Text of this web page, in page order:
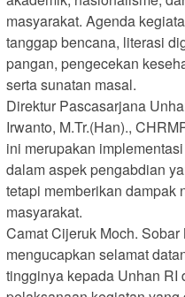
masyarakat. Agenda
tanggap bencana, literasi
pangan, pengecekan
serta sunatan masal.
Direktur Pascasarjana
Irwanto, M.Tr.(Han).,
ini merupakan
dalam aspek pengabdian
tetapi memberikan dampak
masyarakat.
Camat Cijeruk Moch. Sobar
mengucapkan selamat
tingginya kepada Unhan